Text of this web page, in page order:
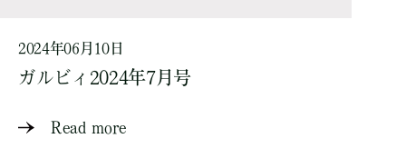
2024年06月10日
ガルビィ2024年7月号
Read more